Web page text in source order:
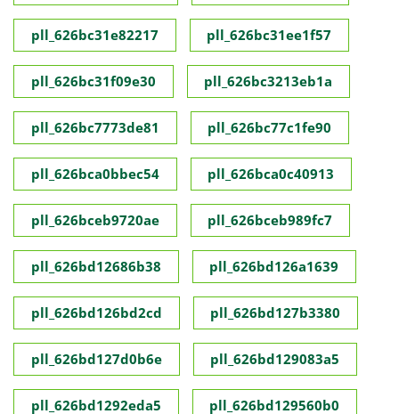
pll_626bc31e82217 pll_626bc31ee1f57
pll_626bc31f09e30 pll_626bc3213eb1a
pll_626bc7773de81 pll_626bc77c1fe90
pll_626bca0bbec54 pll_626bca0c40913
pll_626bceb9720ae pll_626bceb989fc7
pll_626bd12686b38 pll_626bd126a1639
pll_626bd126bd2cd pll_626bd127b3380
pll_626bd127d0b6e pll_626bd129083a5
pll_626bd1292eda5 pll_626bd129560b0